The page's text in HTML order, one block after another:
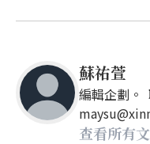
蘇祐萱
編輯企劃。
查看所有